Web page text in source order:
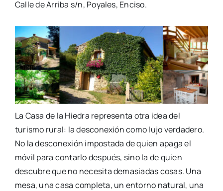
Calle de Arriba s/n, Poyales, Enciso.
La Casa de la Hiedra representa otra idea del
turismo rural: la desconexión como lujo verdadero.
No la desconexión impostada de quien apaga el
móvil para contarlo después, sino la de quien
descubre que no necesita demasiadas cosas. Una
mesa, una casa completa, un entorno natural, una